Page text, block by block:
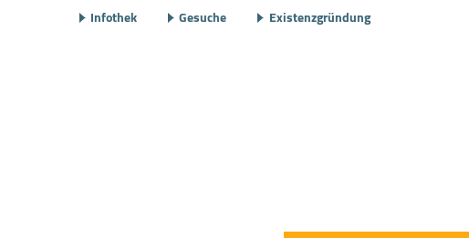
Infothek Gesuche Existenzgründung